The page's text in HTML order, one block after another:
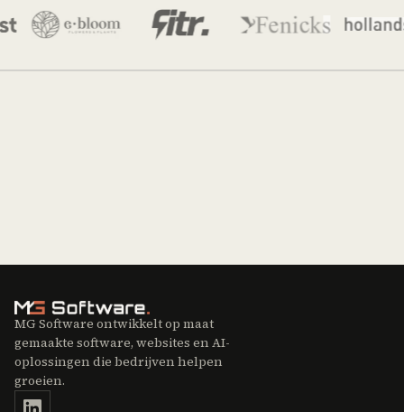
MG Software ontwikkelt op maat
gemaakte software, websites en AI-
oplossingen die bedrijven helpen
groeien.